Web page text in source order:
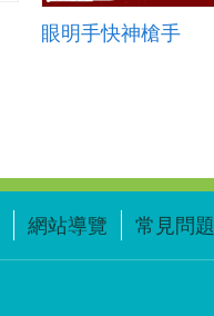
眼明手快神槍手
網站導覽 常見問題